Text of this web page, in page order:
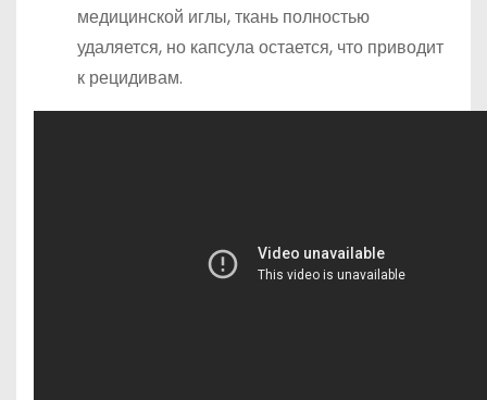
медицинской иглы, ткань полностью
удаляется, но капсула остается, что приводит
к рецидивам.